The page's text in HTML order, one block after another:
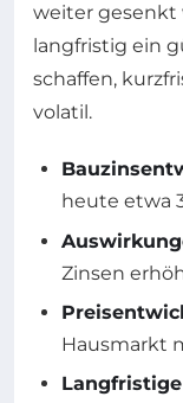
weiter gesenkt
langfristig ein
schaffen,
volatil.
heute etwa
Zinsen
Hausmarkt